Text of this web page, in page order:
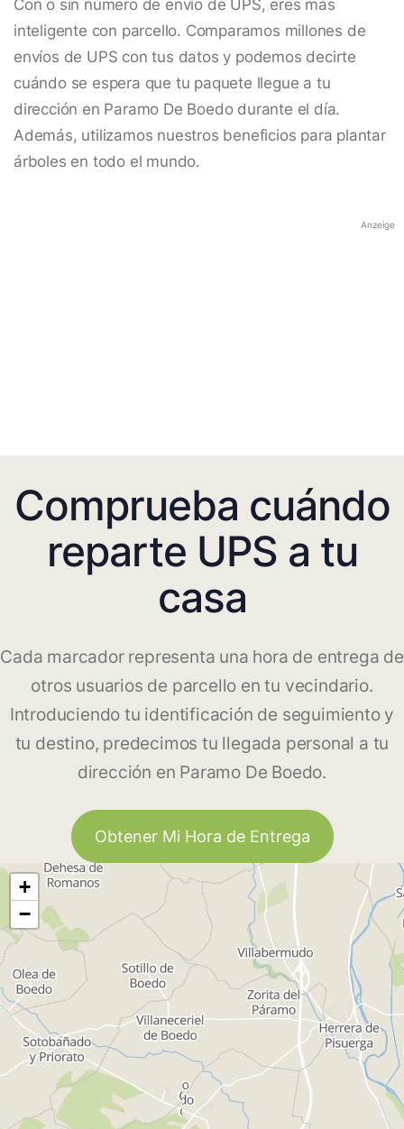
Con o sin número de envío de UPS, eres más
inteligente con parcello. Comparamos millones de
envíos de UPS con tus datos y podemos decirte
cuándo se espera que tu paquete llegue a tu
dirección en Paramo De Boedo durante el día.
Además, utilizamos nuestros beneficios para plantar
árboles en todo el mundo.
Anzeige
Comprueba cuándo
reparte UPS a tu
casa
Cada marcador representa una hora de entrega de
otros usuarios de parcello en tu vecindario.
Introduciendo tu identificación de seguimiento y
tu destino, predecimos tu llegada personal a tu
dirección en Paramo De Boedo.
Obtener Mi Hora de Entrega
+
−